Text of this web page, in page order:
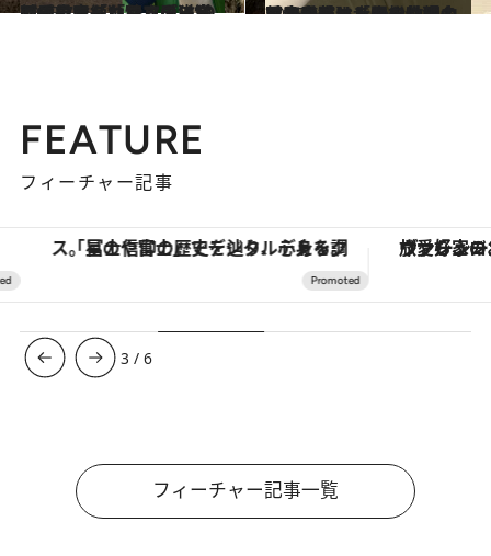
2025.7.6
しずる・純「ロコディ堂前に見限られた」愛猫家とは思えない写真フォルダの中身と独特すぎる猫の愛し方「なでるのは50回まで」
カルチャー 2025.6.6
【令和ロマン・松井ケムリと愛猫】「生き物の名前は全部、幸子でいい。それ以外は人間の傲慢」愛するあまりSNSに猫の写真を載せられない理由とは？
カルチャー
FEATURE
フィーチャー記事
「星のや富士」でデジタルデトックス。冨士信仰の歴史を辿り、心身を調える。 ヴァシュロン・コンスタンタ
3 /6
フィーチャー記事一覧